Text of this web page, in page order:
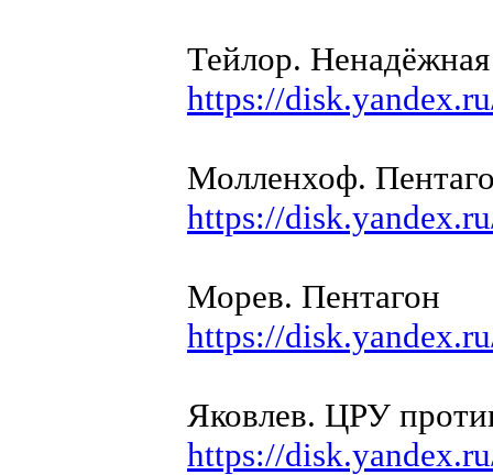
Тейлор. Ненадёжная
https://
Молленхоф.
https://
Морев. Пентагон
https://
Яковлев. ЦРУ
https://